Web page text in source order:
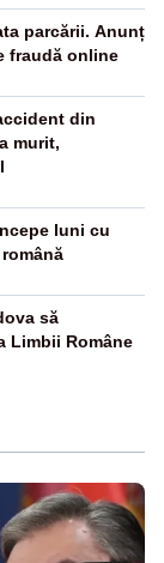
parcării. Anunț
fraudă online
din
murit,
luni cu
să
Limbii Române